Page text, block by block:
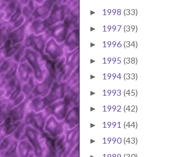
► 1998 (33)
► 1997(39)
► 1996(34)
► 1995 (38)
► 1994(33)
► 1993 (45)
► 1992 (42)
► 1991 (44)
► 1990(43)